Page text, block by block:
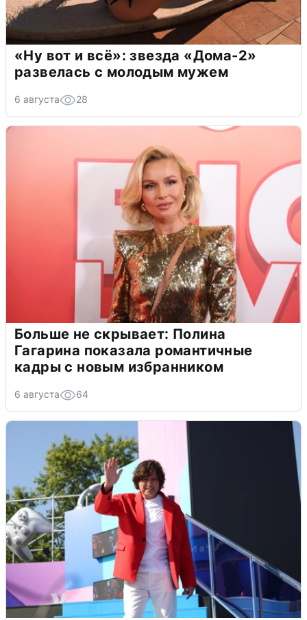
«Ну вот и всё»: звезда «Дома-2»
развелась с молодым мужем
6 августа 28
Больше не скрывает: Полина
Гагарина показала романтичные
кадры с новым избранником
6 августа 64